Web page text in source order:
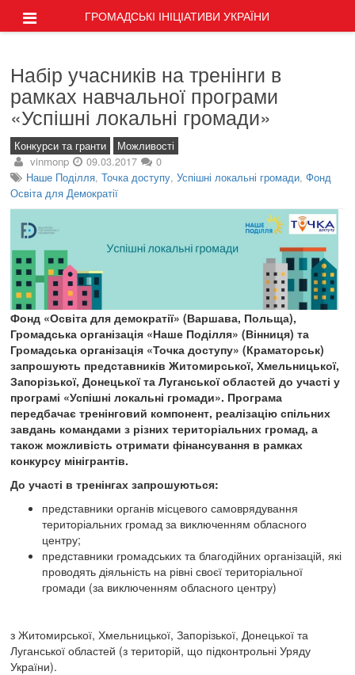
ГРОМАДСЬКІ ІНІЦІАТИВИ УКРАЇНИ
Набір учасників на тренінги в
рамках навчальної програми
«Успішні локальні громади»
Конкурси та гранти Можливості
vinmonp 09.03.2017
0
Наше Поділля, Точка доступу, Успішні локальні громади, Фонд
Освіта для Демократії
Фонд «Освіта для демократії» (Варшава, Польща),
Громадська організація «Наше Поділля» (Вінниця) та
Громадська організація «Точка доступу» (Краматорськ)
запрошують представників Житомирської, Хмельницької,
Запорізької, Донецької та Луганської областей до участі у
програмі «Успішні локальні громади». Програма
передбачає тренінговий компонент, реалізацію спільних
завдань командами з різних територіальних громад, а
також можливість отримати фінансування в рамках
конкурсу мінігрантів.
До участі в тренінгах запрошуються:
представники органів місцевого самоврядування
територіальних громад за виключенням обласного
центру;
представники громадських та благодійних організацій, які
проводять діяльність на рівні своєї територіальної
громади (за виключенням обласного центру)
з Житомирської, Хмельницької, Запорізької, Донецької та
Луганської областей (з територій, що підконтрольні Уряду
України).